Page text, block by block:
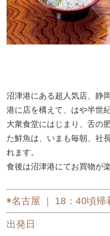
沼津港にある超人気店、静
港に店を構えて、はや半世紀
大衆食堂にはじまり、舌の
た鮮魚は、いまも毎朝、社
れます。
食後は沼津港にてお買物が
◉名古屋 ｜ 18：40頃帰
出発日